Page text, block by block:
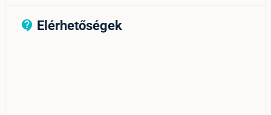
contact_support_outline
Elérhetőségek